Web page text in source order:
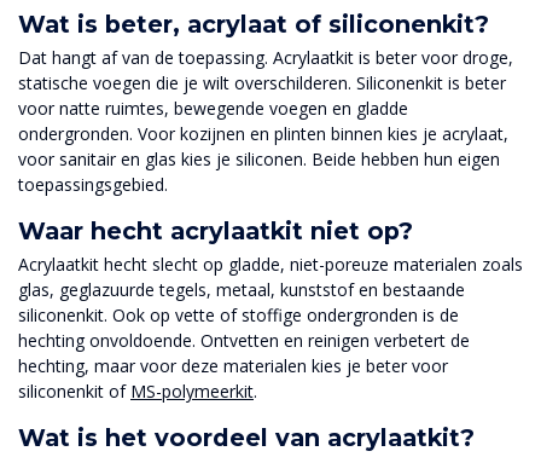
Wat is beter, acrylaat of siliconenkit?
Dat hangt af van de toepassing. Acrylaatkit is beter voor droge,
statische voegen die je wilt overschilderen. Siliconenkit is beter
voor natte ruimtes, bewegende voegen en gladde
ondergronden. Voor kozijnen en plinten binnen kies je acrylaat,
voor sanitair en glas kies je siliconen. Beide hebben hun eigen
toepassingsgebied.
Waar hecht acrylaatkit niet op?
Acrylaatkit hecht slecht op gladde, niet-poreuze materialen zoals
glas, geglazuurde tegels, metaal, kunststof en bestaande
siliconenkit. Ook op vette of stoffige ondergronden is de
hechting onvoldoende. Ontvetten en reinigen verbetert de
hechting, maar voor deze materialen kies je beter voor
siliconenkit of MS-polymeerkit.
Wat is het voordeel van acrylaatkit?